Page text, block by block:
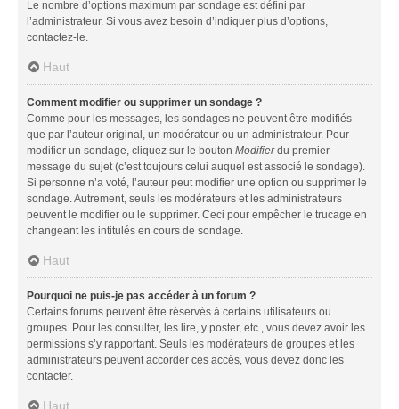
Le nombre d’options maximum par sondage est défini par
l’administrateur. Si vous avez besoin d’indiquer plus d’options,
contactez-le.
Haut
Comment modifier ou supprimer un sondage ?
Comme pour les messages, les sondages ne peuvent être modifiés
que par l’auteur original, un modérateur ou un administrateur. Pour
modifier un sondage, cliquez sur le bouton Modifierdu premier
message du sujet (c’est toujours celui auquel est associé le sondage).
Si personne n’a voté, l’auteur peut modifier une option ou supprimer le
sondage. Autrement, seuls les modérateurs et les administrateurs
peuvent le modifier ou le supprimer. Ceci pour empêcher le trucage en
changeant les intitulés en cours de sondage.
Haut
Pourquoi ne puis-je pas accéder à un forum ?
Certains forums peuvent être réservés à certains utilisateurs ou
groupes. Pour les consulter, les lire, y poster, etc., vous devez avoir les
permissions s’y rapportant. Seuls les modérateurs de groupes et les
administrateurs peuvent accorder ces accès, vous devez donc les
contacter.
Haut